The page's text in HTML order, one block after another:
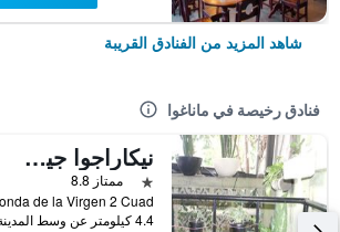
شاهد المزيد من الفنادق القريبة
فنادق رخيصة في ماناغوا
نيكاراجوا جيست هاوس
نجمة واحدة
ممتاز 8.8
4.4 كيلومتر عن وسط المدينة